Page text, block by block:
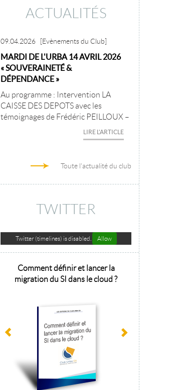
ACTUALITÉS
09.04.2026 [Evènements du Club]
MARDI DE L'URBA 14 AVRIL 2026
« SOUVERAINETÉ &
DÉPENDANCE »
Au programme : Intervention LA
CAISSE DES DEPOTS avec les
témoignages de Frédéric PEILLOUX –
LIRE L'ARTICLE
Toute l'actualité du club
TWITTER
Twitter (timelines) is disabled. Allow
Comment définir et lancer la
migration du SI dans le cloud ?
Architecture